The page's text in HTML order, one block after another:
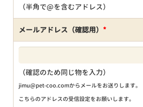
（半角で@を含むアドレス）
メールアドレス（確認用） *
（確認のため同じ物を入力）
jimu@pet-coo.comからメールをお送りします。
こちらのアドレスの受信設定をお願いします。